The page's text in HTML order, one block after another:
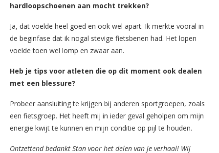
hardloopschoenen aan mocht trekken?
Ja, dat voelde heel goed en ook wel apart. Ik merkte vooral in
de beginfase dat ik nogal stevige fietsbenen had. Het lopen
voelde toen wel lomp en zwaar aan.
Heb je tips voor atleten die op dit moment ook dealen
met een blessure?
Probeer aansluiting te krijgen bij anderen sportgroepen, zoals
een fietsgroep. Het heeft mij in ieder geval geholpen om mijn
energie kwijt te kunnen en mijn conditie op pijl te houden.
Ontzettend bedankt Stan voor het delen van je verhaal! Wij